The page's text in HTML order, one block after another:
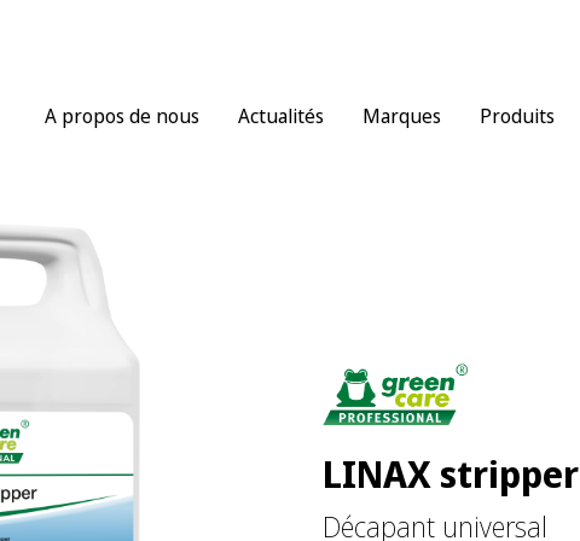
A propos de nous Actualités Marques Produits
LINAX stripper
Décapant universal